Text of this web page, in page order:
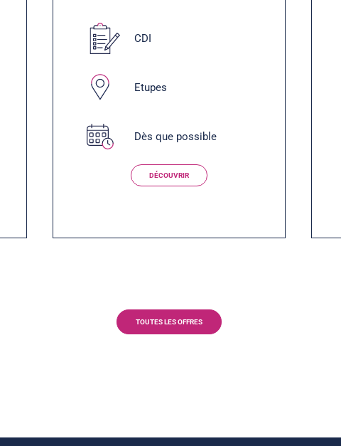
CDI
Etupes
Dès que possible
DÉCOUVRIR
TOUTES LES OFFRES